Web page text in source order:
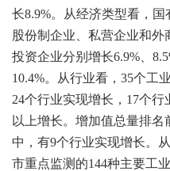
长8.9%。从经济类型看，国
股份制企业、私营企业和外
投资企业分别增长6.9%、
10.4%。从行业看，35个工
24个行业实现增长，17个行
以上增长。增加值总量排名
中，有9个行业实现增长。
市重点监测的144种主要工